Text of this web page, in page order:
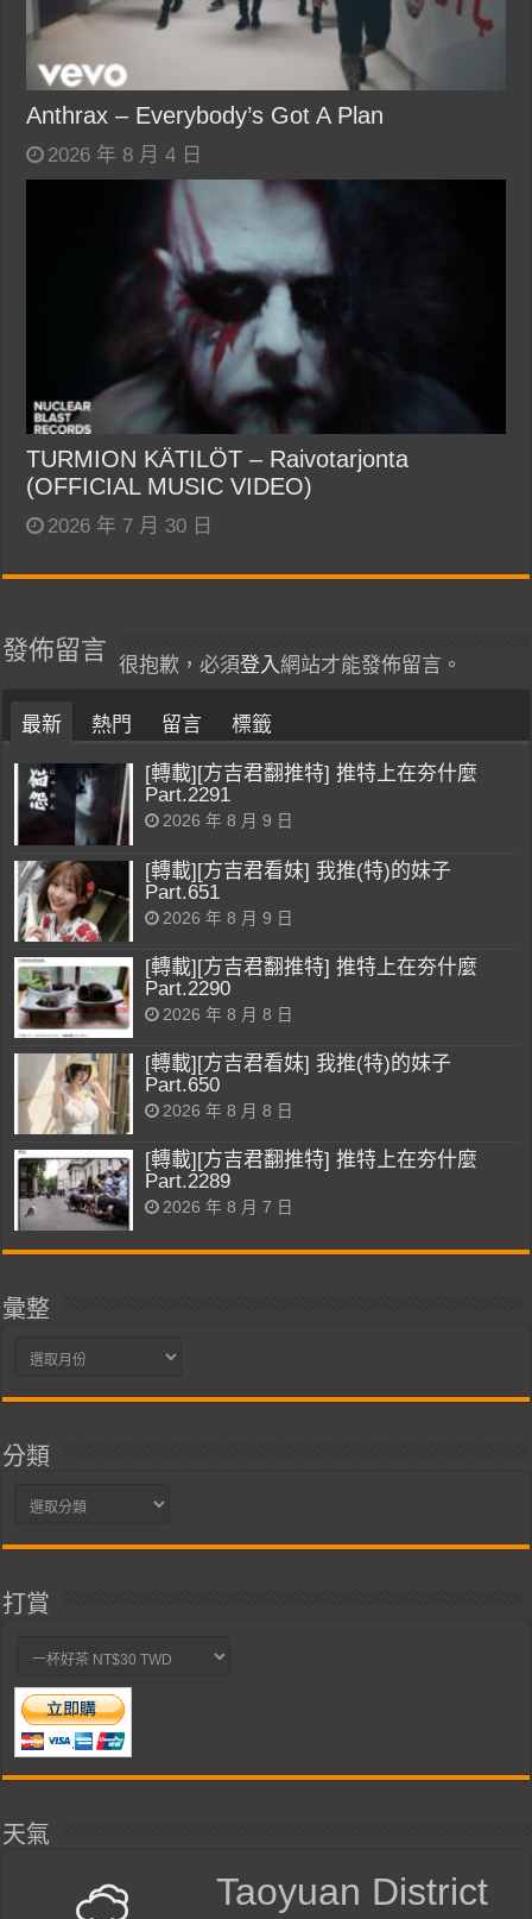
Anthrax – Everybody’s Got A Plan
2026 年 8 月 4 日
TURMION KÄTILÖT – Raivotarjonta
(OFFICIAL MUSIC VIDEO)
2026 年 7 月 30 日
發佈留言
很抱歉，必須登入網站才能發佈留言。
最新 熱門 留言 標籤
[轉載][方吉君翻推特] 推特上在夯什麼
Part.2291
2026 年 8 月 9 日
[轉載][方吉君看妹] 我推(特)的妹子
Part.651
2026 年 8 月 9 日
[轉載][方吉君翻推特] 推特上在夯什麼
Part.2290
2026 年 8 月 8 日
[轉載][方吉君看妹] 我推(特)的妹子
Part.650
2026 年 8 月 8 日
[轉載][方吉君翻推特] 推特上在夯什麼
Part.2289
2026 年 8 月 7 日
彙整
彙
分類
分
打賞
天氣
Taoyuan District